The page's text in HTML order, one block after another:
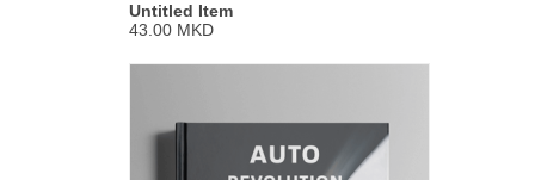
Untitled Item
43.00 MKD